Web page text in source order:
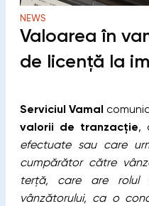
NEWS
Valoarea în
de licență la
Serviciul Vamal
valorii de tranzacție,
efectuate sau care
cumpărător către
terță, care are rolul
vânzătorului, ca o